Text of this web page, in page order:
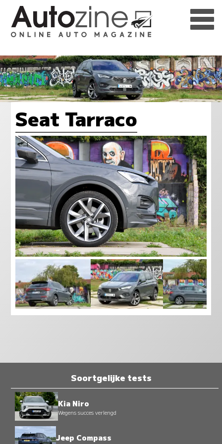
Seat Tarraco
Soortgelijke tests
Kia Niro
Wegens succes verlengd
Jeep Compass